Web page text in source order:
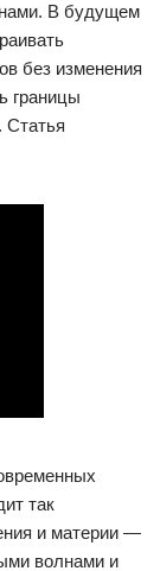
В будущем
без изменения
границы
Статья
так
и материи —
волнами и